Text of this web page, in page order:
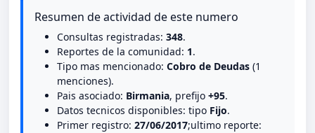
Resumen de actividad de este numero
Consultas registradas: 348.
Reportes de la comunidad: 1.
Tipo mas mencionado: Cobro de Deudas (1
menciones).
Pais asociado: Birmania, prefijo +95.
Datos tecnicos disponibles: tipo Fijo.
Primer registro: 27/06/2017;ultimo reporte: